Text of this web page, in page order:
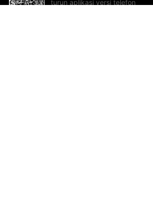
turun aplikasi versi telefon